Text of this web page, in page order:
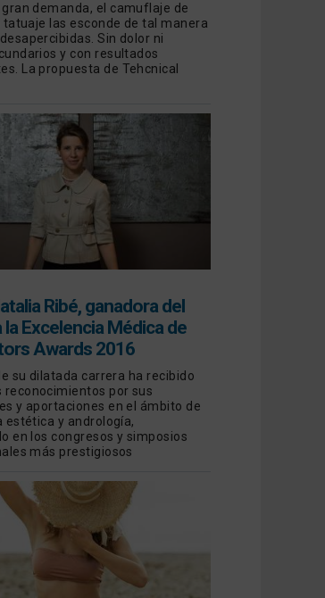
demanda, el camuflaje de
tatuaje las esconde de tal manera
Sin dolor ni
y con resultados
La propuesta de Tehcnical
Ribé, ganadora del
Excelencia Médica de
Awards 2016
su dilatada carrera ha recibido
reconocimientos por sus
y aportaciones en el ámbito de
estética y andrología,
en los congresos y simposios
más prestigiosos